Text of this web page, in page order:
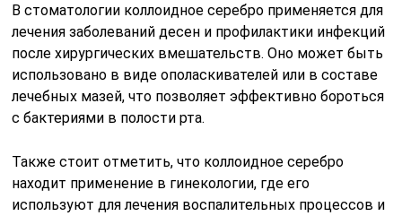
В стоматологии коллоидное серебро применяется для
лечения заболеваний десен и профилактики инфекций
после хирургических вмешательств. Оно может быть
использовано в виде ополаскивателей или в составе
лечебных мазей, что позволяет эффективно бороться
с бактериями в полости рта.
Также стоит отметить, что коллоидное серебро
находит применение в гинекологии, где его
используют для лечения воспалительных процессов и